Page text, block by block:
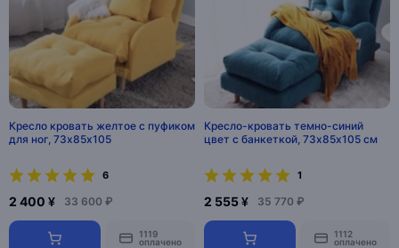
Кресло кровать желтое с пуфиком
для ног, 73х85х105
6
2 400 ¥ 33 600 ₽
1119
оплачено
Кресло-кровать темно-синий
цвет с банкеткой, 73х85х105 см
1
2 555 ¥ 35 770 ₽
1112
оплачено